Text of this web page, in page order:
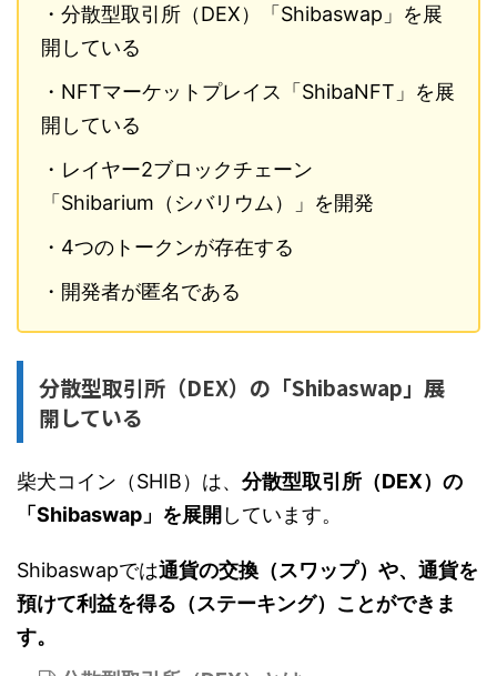
・分散型取引所（DEX）「Shibaswap」を展
開している
・NFTマーケットプレイス「ShibaNFT」を展
開している
・レイヤー2ブロックチェーン
「Shibarium（シバリウム）」を開発
・4つのトークンが存在する
・開発者が匿名である
分散型取引所（DEX）の「Shibaswap」展
開している
柴犬コイン（SHIB）は、 分散型取引所（DEX）の
「Shibaswap」を展開 しています。
Shibaswapでは通貨の交換（スワップ）や、通貨を
預けて利益を得る（ステーキング）ことができま
す。